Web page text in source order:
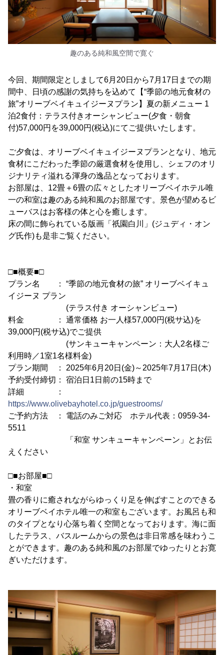
趣のある純和風空間で寛ぐ
今回、期間限定としまして6月20日から7月17日までの期
間中、日頃の感謝の気持ちを込めて【“季節の地元食材の
旅”オリーブベイキュイジーヌプラン】夏の新メニュー 1
泊2食付：テラス付きオーシャンビュー(夕食・朝食
付)57,000円を39,000円(税込)にてご提供いたします。
ご夕食は、オリーブベイキュイジーヌプランとなり、地元
食材にこだわった季節の厳選食材を使用し、シェフのオリ
ジナリティ溢れる渾身の逸品となっております。
お部屋は、12畳＋6畳の広々としたオリーブベイホテル唯
一の和室は趣のある純和風のお部屋です。景色が望めるビ
ューバスはお客様の体と心を癒します。
床の間に飾られている版画「祇園白川」(ジュディ・オン
グ氏作)も是非ご覧ください。
□■概要■□
プラン名 ： “季節の地元食材の旅” オリーブベイキュ
イジーヌ プラン
(テラス付き オーシャンビュー)
料金 ： 通常価格 お一人様57,000円(税サ込)を
39,000円(税サ込)でご提供
(サンキューキャンペーン：大人2名様ご
利用時／1室1名様料金)
プラン期間 ： 2025年6月20日(金)～2025年7月17日(木)
予約受付締切： 宿泊日1日前の15時まで
詳細 ：
https://www.olivebayhotel.co.jp/guestrooms/
ご予約方法 ： 電話のみご対応 ホテル代表：0959-34-
5511
「和室 サンキューキャンペーン」とお伝
えください
□■お部屋■□
・和室
畳の香りに癒されながらゆっくり足を伸ばすことのできる
オリーブベイホテル唯一の和室もございます。お風呂も和
のタイプとなり心落ち着く空間となっております。海に面
したテラス、バスルームからの景色は非日常感を味わうこ
とができます。趣のある純和風のお部屋でゆったりとお寛
ぎいただけます。